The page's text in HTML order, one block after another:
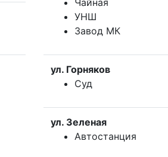
Чайная
УНШ
Завод МК
ул. Горняков
Суд
ул. Зеленая
Автостанция